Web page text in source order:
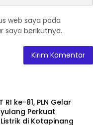
web saya pada
saya berikutnya.
RI ke-81, PLN Gelar
Perkuat
di Kotapinang